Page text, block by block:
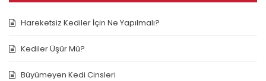
Hareketsiz Kediler İçin Ne Yapılmalı?
Kediler Üşür Mü?
Büyümeyen Kedi Cinsleri